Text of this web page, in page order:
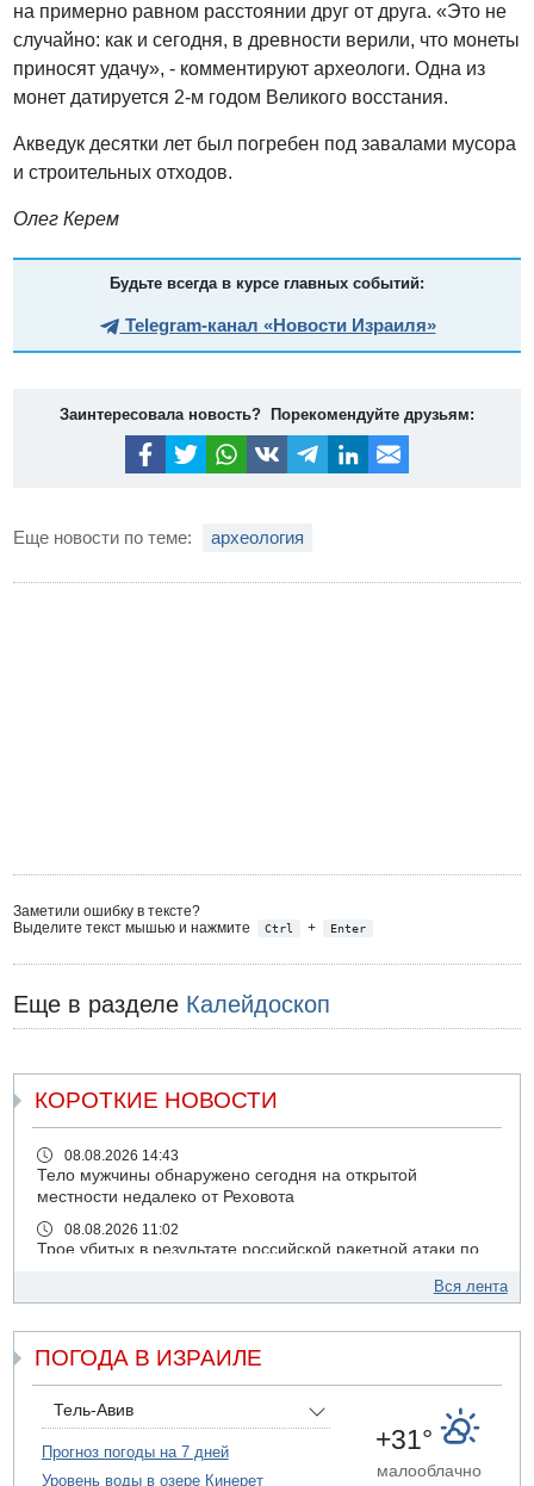
на примерно равном расстоянии друг от друга. «Это не
случайно: как и сегодня, в древности верили, что монеты
приносят удачу», - комментируют археологи. Одна из
монет датируется 2-м годом Великого восстания.
Акведук десятки лет был погребен под завалами мусора
и строительных отходов.
Олег Керем
Будьте всегда в курсе главных событий:
Telegram-канал «Новости Израиля»
Заинтересовала новость? Порекомендуйте друзьям:
Еще новости по теме: археология
Заметили ошибку в тексте?
Выделите текст мышью и нажмите
Ctrl + Enter
Еще в разделе Калейдоскоп
КОРОТКИЕ НОВОСТИ
08.08.2026 14:43
Тело мужчины обнаружено сегодня на открытой
местности недалеко от Реховота
08.08.2026 11:02
Трое убитых в результате российской ракетной атаки по
07.08.2026 20:43
07.08.2026 20:41
Ynet: "Хизбалла" запустила БПЛА со взрывчаткой по
07.08.2026 19:16
ДТП в Ашдоде: тяжело ранены двое маленьких детей
Вся лента
ПОГОДА В ИЗРАИЛЕ
Тель-Авив
Прогноз погоды на 7 дней
Уровень воды в озере Кинерет
+31°
малооблачно